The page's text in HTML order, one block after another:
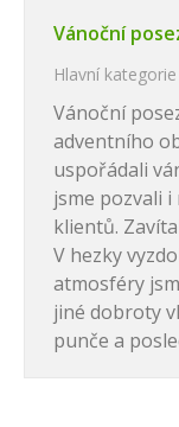
Vánoční
Hlavní kategorie
Vánoční
adventního
uspořádali
jsme pozvali
klientů.
V hezky
atmosféry
jiné dobroty
punče a